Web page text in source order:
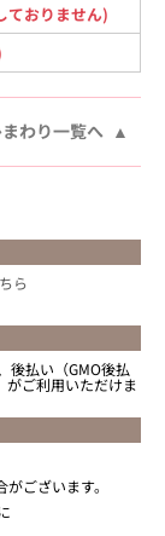
ておりません)
わり一覧へ
ら
後払い（GMO後払
ご利用いただけま
ございます。